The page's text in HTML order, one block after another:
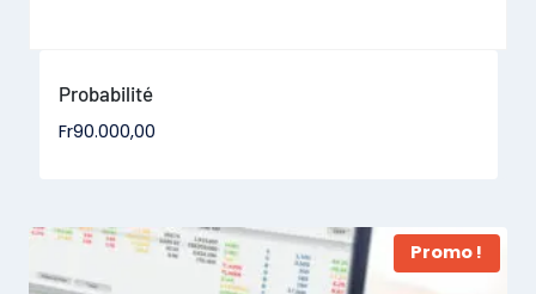
Probabilité
Fr90.000,00
Promo !